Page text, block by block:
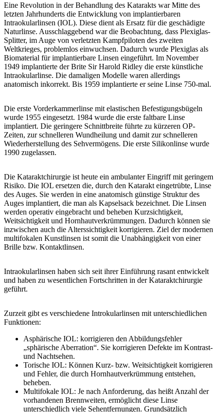
Eine Revolution in der Behandlung des Katarakts war Mitte des
letzten Jahrhunderts die Entwicklung von implantierbaren
Intraokularlinsen (IOL). Diese dient als Ersatz für die geschädigte
Naturlinse. Ausschlaggebend war die Beobachtung, dass Plexiglas-
Splitter, im Auge von verletzten Kampfpiloten des zweiten
Weltkrieges, problemlos einwuchsen. Dadurch wurde Plexiglas als
Biomaterial für implantierbare Linsen eingeführt. Im November
1949 implantierte der Brite Sir Harold Ridley die erste künstliche
Intraokularlinse. Die damaligen Modelle waren allerdings
anatomisch inkorrekt. Bis 1959 implantierte er seine Linse 750-mal.
Die erste Vorderkammerlinse mit elastischen Befestigungsbügeln
wurde 1955 eingesetzt. 1984 wurde die erste faltbare Linse
implantiert. Die geringere Schnittbreite führte zu kürzeren OP-
Zeiten, zur schnelleren Wundheilung und damit zur schnelleren
Wiederherstellung des Sehvermögens. Die erste Silikonlinse wurde
1990 zugelassen.
Die Kataraktchirurgie ist heute ein ambulanter Eingriff mit geringem
Risiko. Die IOL ersetzen die, durch den Katarakt eingetrübte, Linse
des Auges. Sie werden in eine anatomisch günstige Struktur des
Auges implantiert, die man als Kapselsack bezeichnet. Die Linsen
werden operativ eingebracht und beheben Kurzsichtigkeit,
Weitsichtigkeit und Hornhautverkrümmungen. Dadurch können sie
inzwischen auch die Alterssichtigkeit korrigieren. Ziel der modernen
multifokalen Kunstlinsen ist somit die Unabhängigkeit von einer
Brille bzw. Kontaktlinsen.
Intraokularlinsen haben sich seit ihrer Einführung rasant entwickelt
und haben zu wesentlichen Fortschritten in der Kataraktchirurgie
geführt.
Zurzeit gibt es verschiedene Introkularlinsen mit unterschiedlichen
Funktionen:
Asphärische IOL: korrigieren den Abbildungsfehler
„sphärische Aberration“. Sie korrigieren Defekte im Kontrast-
und Nachtsehen.
Torische IOL: Können Kurz- bzw. Weitsichtigkeit korrigieren
und Fehler, die durch Hornhautverkrümmung entstehen,
beheben.
Multifokale IOL: Je nach Anforderung, das heißt Anzahl der
vorhandenen Brennweiten, ermöglicht diese Linse
unterschiedlich viele Sehentfernungen. Grundsätzlich